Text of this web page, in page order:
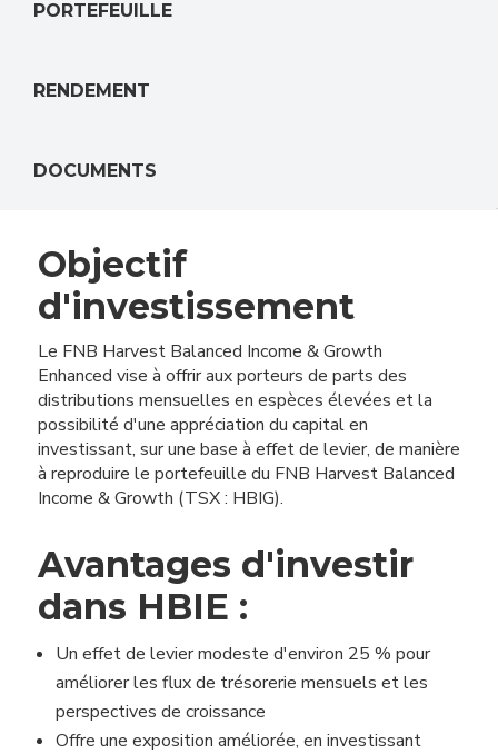
PORTEFEUILLE
RENDEMENT
DOCUMENTS
Objectif
d'investissement
Le FNB Harvest Balanced Income & Growth
Enhanced vise à offrir aux porteurs de parts des
distributions mensuelles en espèces élevées et la
possibilité d'une appréciation du capital en
investissant, sur une base à effet de levier, de manière
à reproduire le portefeuille du FNB Harvest Balanced
Income & Growth (TSX : HBIG).
Avantages d'investir
dans HBIE :
Un effet de levier modeste d'environ 25 % pour
améliorer les flux de trésorerie mensuels et les
perspectives de croissance
Offre une exposition améliorée, en investissant